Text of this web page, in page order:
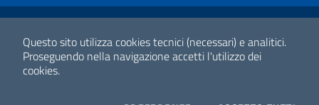
Questo sito utilizza cookies tecnici (necessari) e analitici.
Proseguendo nella navigazione accetti l'utilizzo dei
cookies.
Link Utili